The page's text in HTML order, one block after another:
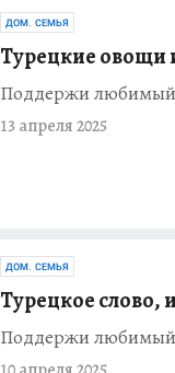
ДОМ. СЕМЬЯ
Турецкие овощи
Поддержи любимый
13 апреля 2025
ДОМ. СЕМЬЯ
Турецкое слово,
Поддержи любимый